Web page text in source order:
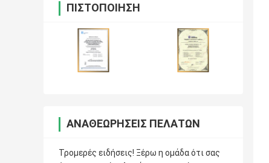
ΠΙΣΤΟΠΟΊΗΣΗ
ΑΝΑΘΕΩΡΉΣΕΙΣ ΠΕΛΑΤΏΝ
Τρομερές ειδήσεις! Ξέρω η ομάδα ότι σας